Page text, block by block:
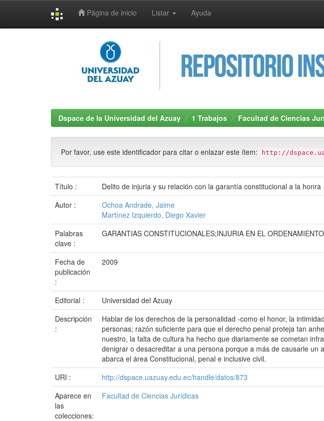
Página de inicio Listar Ayuda
Dspace de la Universidad del Azuay 1 Trabajos Facultad de Ciencias
Por favor, use este identificador para citar o enlazar este ítem: http://
Título :
Delito de injuria y su relación con la garantía constitucional a la honra
Autor :
Ochoa Andrade, Jaime
Martínez Izquierdo, Diego Xavier
Palabras
clave :
GARANTIAS CONSTITUCIONALES;INJURIA EN EL
Fecha de
publicación
:
2009
Editorial :
Universidad del Azuay
Descripción
:
Hablar de los derechos de la personalidad -como el honor, la
personas; razón suficiente para que el derecho penal proteja tan
nuestro, la falta de cultura ha hecho que diariamente se cometan
denigrar o desacreditar a una persona porque a más de causarle
abarca el área Constitucional, penal e inclusive civil.
URI :
http://dspace.uazuay.edu.ec/handle/datos/873
Aparece en
las
colecciones:
Facultad de Ciencias Jurídicas